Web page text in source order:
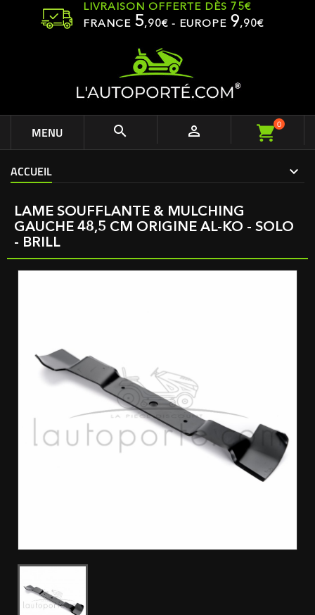
LIVRAISON OFFERTE DÈS 75€
FRANCE 5,90€ - EUROPE 9,90€
MENU   0
ACCUEIL
LAME SOUFFLANTE & MULCHING
GAUCHE 48,5 CM ORIGINE AL-KO - SOLO
- BRILL